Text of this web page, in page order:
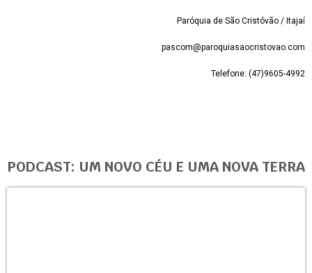
Paróquia de São Cristóvão / Itajaí
pascom@paroquiasaocristovao.com
Telefone: (47)9605-4992
PODCAST: UM NOVO CÉU E UMA NOVA TERRA